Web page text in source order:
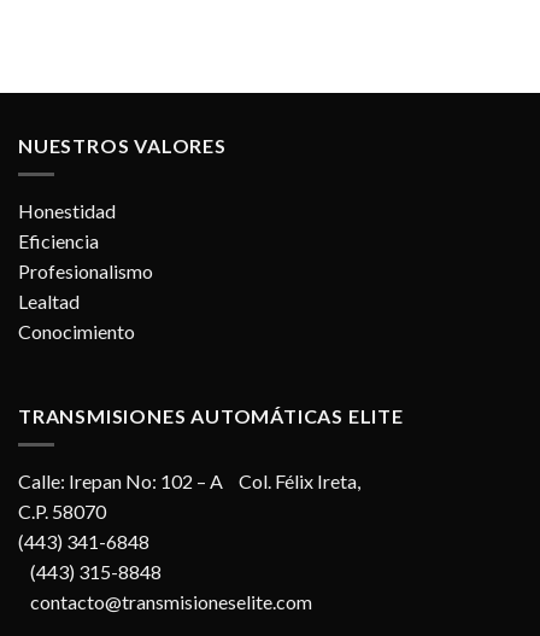
NUESTROS VALORES
Honestidad
Eficiencia
Profesionalismo
Lealtad
Conocimiento
TRANSMISIONES AUTOMÁTICAS ELITE
Calle: Irepan No: 102 – A Col. Félix Ireta,
C.P. 58070
(443) 341-6848
(443) 315-8848
contacto@transmisioneselite.com